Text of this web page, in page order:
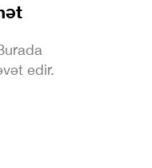
edir.